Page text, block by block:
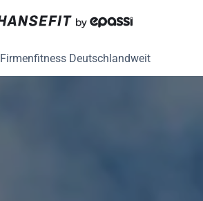
Firmenfitness Deutschlandweit